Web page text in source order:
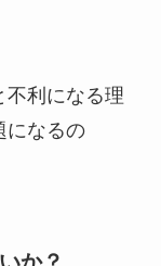
不利になる理
になるの
か？